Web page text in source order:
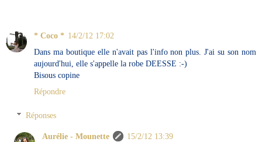
* Coco * 14/2/12 17:02
Dans ma boutique elle n'avait pas l'info non plus. J'ai su son nom
aujourd'hui, elle s'appelle la robe DEESSE :-)
Bisous copine
Répondre
Réponses
Aurélie - Mounette
15/2/12 13:39